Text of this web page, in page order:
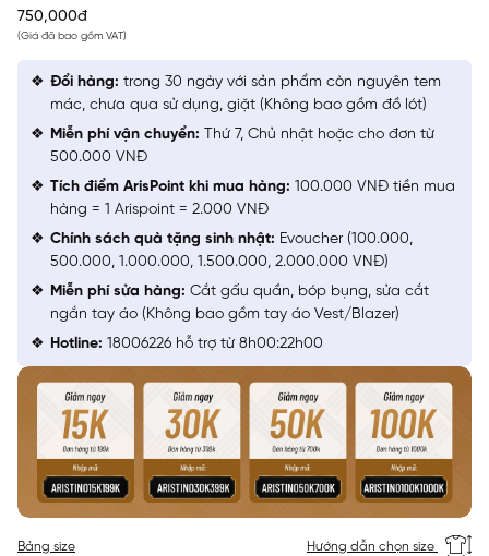
750,000đ
(Giá đã bao gồm VAT)
Bảng size Hướng dẫn chọn size
Đổi hàng: trong 30 ngày với sản phẩm còn nguyên tem
mác, chưa qua sử dụng, giặt (Không bao gồm đồ lót)
Miễn phí vận chuyển: Thứ 7, Chủ nhật hoặc cho đơn từ
500.000 VNĐ
Tích điểm ArisPoint khi mua hàng: 100.000 VNĐ tiền mua
hàng = 1 Arispoint = 2.000 VNĐ
Chính sách quà tặng sinh nhật: Evoucher (100.000,
500.000, 1.000.000, 1.500.000, 2.000.000 VNĐ)
Miễn phí sửa hàng: Cắt gấu quần, bóp bụng, sửa cắt
ngắn tay áo (Không bao gồm tay áo Vest/Blazer)
Hotline: 18006226 hỗ trợ từ 8h00:22h00